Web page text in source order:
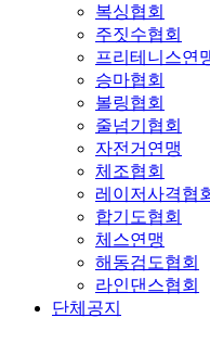
복싱협회
주짓수협회
프리테니스연
승마협회
볼링협회
줄넘기협회
자전거연맹
체조협회
레이저사격협
합기도협회
체스연맹
해동검도협회
라인댄스협회
단체공지